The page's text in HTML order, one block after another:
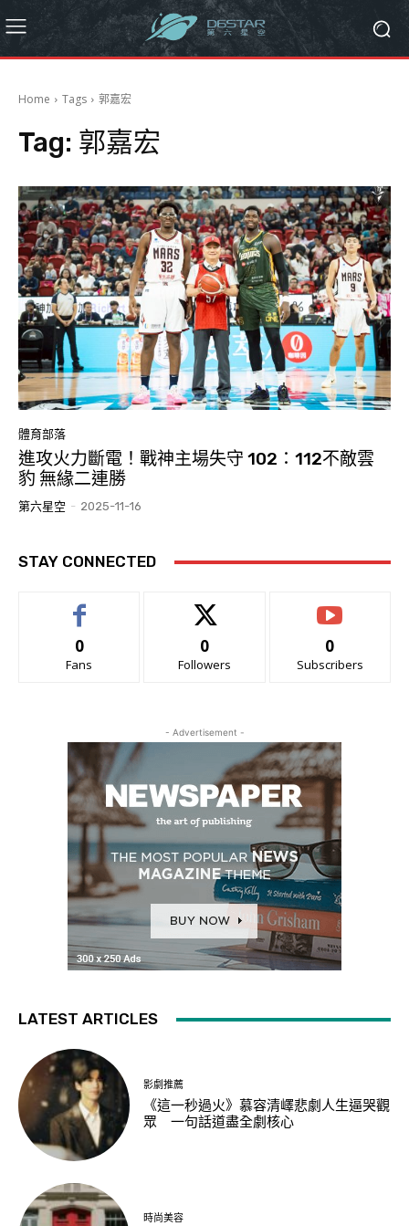
Home Tags 郭嘉宏
Tag: 郭嘉宏
體育部落
進攻火力斷電！戰神主場失守 102：112不敵雲
豹 無緣二連勝
第六星空 - 2025-11-16
STAY CONNECTED
0
Fans
0
Followers
0
Subscribers
- Advertisement -
LATEST ARTICLES
影劇推薦
《這一秒過火》慕容清嶧悲劇人生逼哭觀
眾 一句話道盡全劇核心
時尚美容